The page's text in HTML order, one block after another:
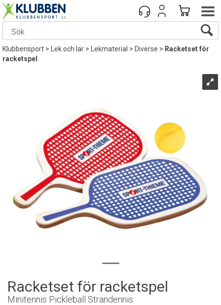
Klubbensport> Lek och lär> Lekmaterial >Diverse> Racketset för
racketspel
Racketset för racketspel
Minitennis Pickleball Strandennis